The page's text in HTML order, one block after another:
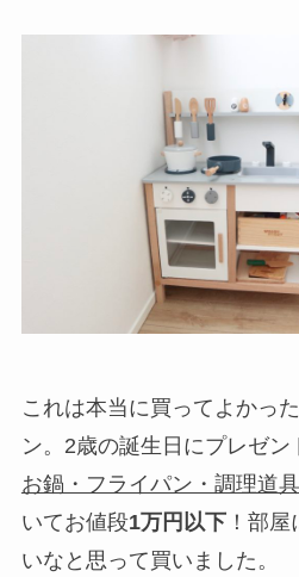
これは本当に買ってよかっ
ン。2歳の誕生日にプレゼン
お鍋・フライパン・調理道
いてお値段1万円以下！部屋
いなと思って買いました。